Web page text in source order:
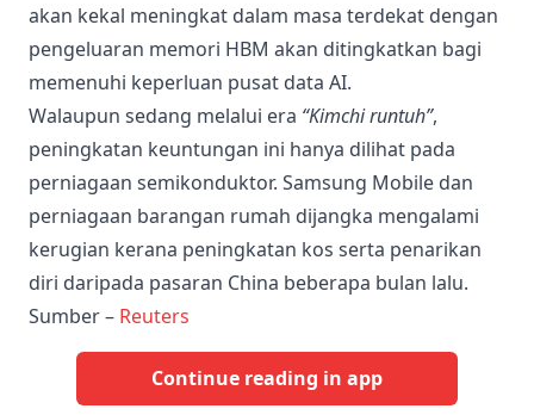
akan kekal meningkat dalam masa terdekat dengan
pengeluaran memori HBM akan ditingkatkan bagi
memenuhi keperluan pusat data AI.
Walaupun sedang melalui era “Kimchi runtuh”,
peningkatan keuntungan ini hanya dilihat pada
perniagaan semikonduktor. Samsung Mobile dan
perniagaan barangan rumah dijangka mengalami
kerugian kerana peningkatan kos serta penarikan
diri daripada pasaran China beberapa bulan lalu.
Sumber – Reuters
Continue reading in app